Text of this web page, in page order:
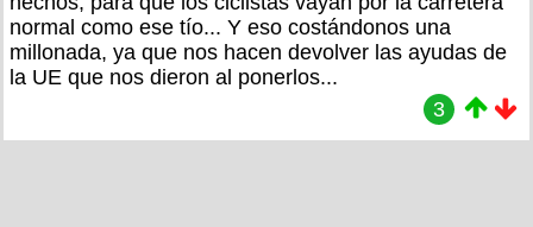
normal como ese tío... Y eso costándonos una
millonada, ya que nos hacen devolver las ayudas de
la UE que nos dieron al ponerlos...
3